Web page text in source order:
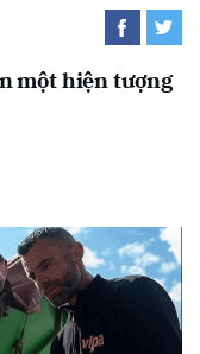
một hiện tượng